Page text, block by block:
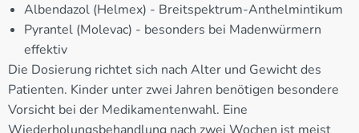
Albendazol (Helmex) - Breitspektrum-Anthelmintikum
Pyrantel (Molevac) - besonders bei Madenwürmern
effektiv
Die Dosierung richtet sich nach Alter und Gewicht des
Patienten. Kinder unter zwei Jahren benötigen besondere
Vorsicht bei der Medikamentenwahl. Eine